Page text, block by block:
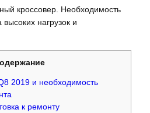
кроссовер. Необходимость
высоких нагрузок и
2019 и необходимость
к ремонту